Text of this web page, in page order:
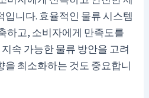
입니다. 효율적인 물류 시스템
하고, 소비자에게 만족도를
속 가능한 물류 방안을 고려
을 최소화하는 것도 중요합니